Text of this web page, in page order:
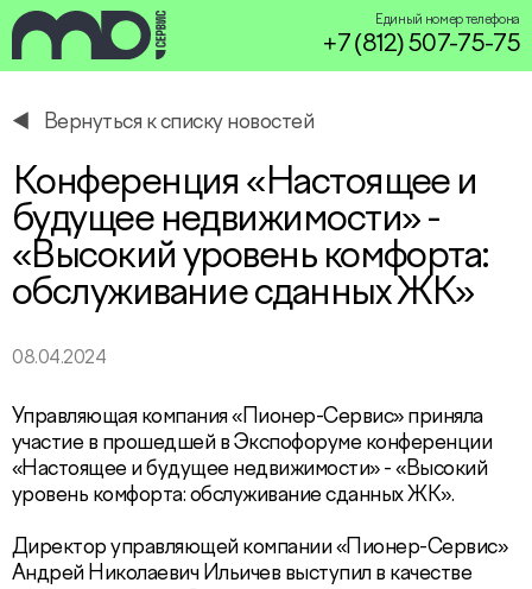
Единый номер телефона
+7 (812) 507-75-75
service@miservice.ru
Вернуться к списку новостей
Конференция «Настоящее и
будущее недвижимости» -
«Высокий уровень комфорта:
обслуживание сданных ЖК»
08.04.2024
Управляющая компания «Пионер-Сервис» приняла
участие в прошедшей в Экспофоруме конференции
«Настоящее и будущее недвижимости» - «Высокий
уровень комфорта: обслуживание сданных ЖК».
Директор управляющей компании «Пионер-Сервис»
Андрей Николаевич Ильичев выступил в качестве